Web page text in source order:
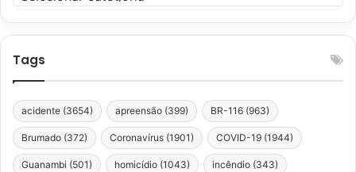
Tags
acidente (3654) apreensão (399) BR-116 (963)
Brumado (372) Coronavírus (1901) COVID-19 (1944)
Guanambi (501) homicídio (1043) incêndio (343)